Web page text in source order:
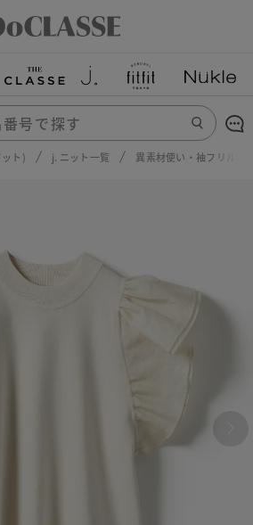
ト) j. ニット一覧 異素材使い・袖フリルニ